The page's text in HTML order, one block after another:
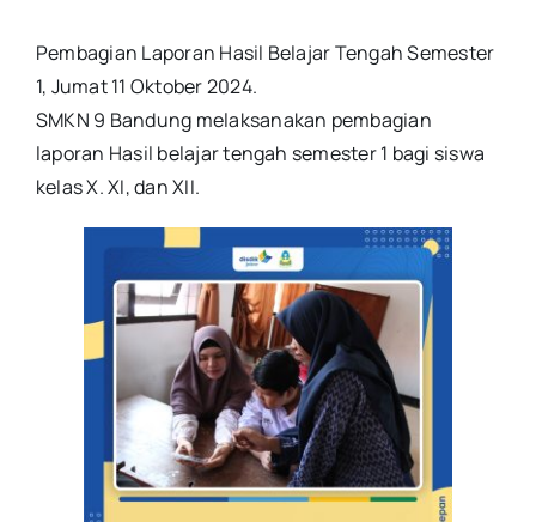
Pembagian Laporan Hasil Belajar Tengah Semester
1, Jumat 11 Oktober 2024.
SMKN 9 Bandung melaksanakan pembagian
laporan Hasil belajar tengah semester 1 bagi siswa
kelas X. XI, dan XII.